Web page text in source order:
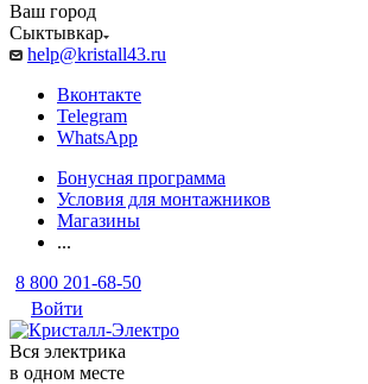
Ваш город
Сыктывкар
help@kristall43.ru
Вконтакте
Telegram
WhatsApp
Бонусная программа
Условия для монтажников
Магазины
...
8 800 201-68-50
Войти
Вся электрика
в одном месте